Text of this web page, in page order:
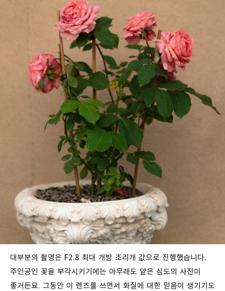
대부분의 촬영은 F2.8 최대 개방 조리개 값으로 진행했습니다.
주인공인 꽃을 부각시키기에는 아무래도 얕은 심도의 사진이
좋거든요. 그동안 이 렌즈를 쓰면서 화질에 대한 믿음이 생기기도